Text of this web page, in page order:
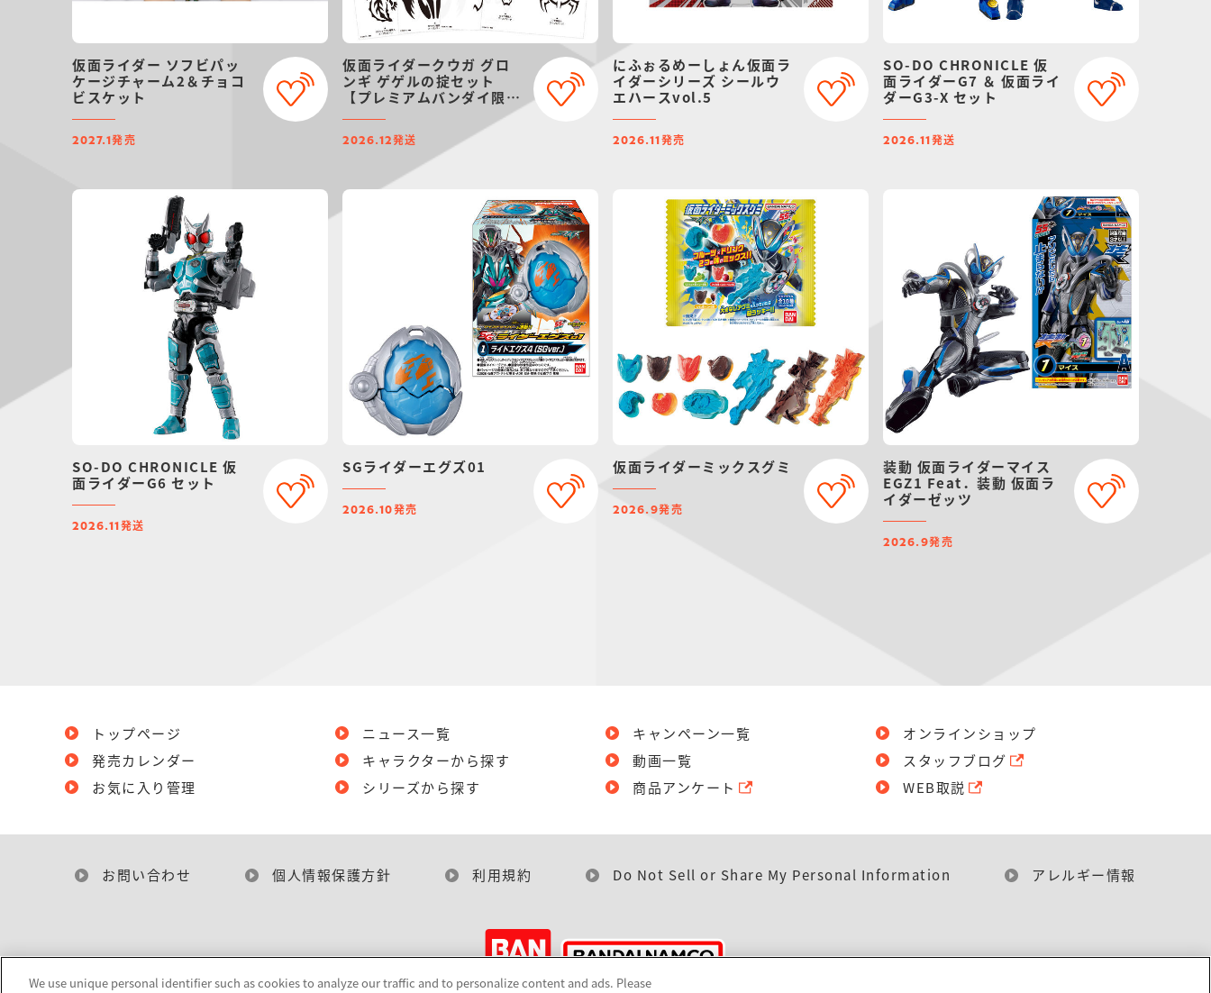
仮面ライダー ソフビパッ
ケージチャーム2＆チョコ
ビスケット
2027.1発売
仮面ライダークウガ グロ
ンギ ゲゲルの掟セット
【プレミアムバンダイ限
2026.12発送
にふぉるめーしょん仮面ラ
イダーシリーズ シールウ
エハースvol.5
2026.11 発売
SO-DO CHRONICLE 仮
面ライダーG7 ＆ 仮面ライ
ダーG3-X セット
2026.11 発送
SO-DO CHRONICLE 仮
面ライダーG6 セット
2026.11 発送
SGライダーエグズ01
2026.10発売
仮面ライダーミックスグミ
2026.9発売
装動 仮面ライダーマイス
EGZ1 Feat．装動 仮面ラ
イダーゼッツ
2026.9発売
トップページ
発売カレンダー
お気に入り管理
ニュース一覧
キャラクターから探す
シリーズから探す
キャンペーン一覧
動画一覧
商品アンケート
オンラインショップ
スタッフブログ
WEB取説
お問い合わせ 個人情報保護方針 利用規約 Do Not Sell or Share My Personal Information アレルギー情報
We use unique personal identifier such as cookies to analyze our traffic and to personalize content and ads. Please